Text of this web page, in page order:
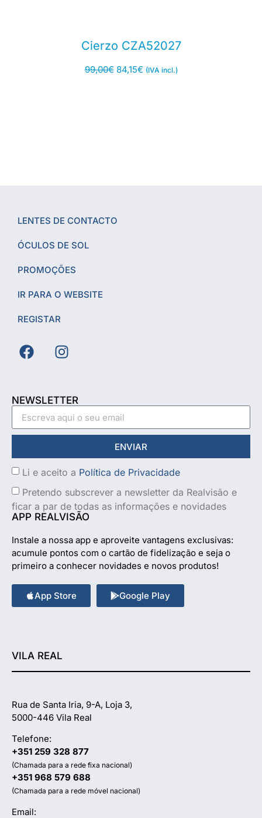
Cierzo CZA52027
99,00€ 84,15€ (IVA incl.)
LENTES DE CONTACTO
ÓCULOS DE SOL
PROMOÇÕES
IR PARA O WEBSITE
REGISTAR
NEWSLETTER
Li e aceito a Política de Privacidade
Pretendo subscrever a newsletter da Realvisão e
ficar a par de todas as informações e novidades
ENVIAR
APP REALVISÃO
Instale a nossa app e aproveite vantagens exclusivas:
acumule pontos com o cartão de fidelização e seja o
primeiro a conhecer novidades e novos produtos!
App Store Google Play
VILA REAL
Rua de Santa Iria, 9-A, Loja 3,
5000-446 Vila Real
Telefone:
+351 259 328 877
(Chamada para a rede fixa nacional)
+351 968 579 688
(Chamada para a rede móvel nacional)
Email: